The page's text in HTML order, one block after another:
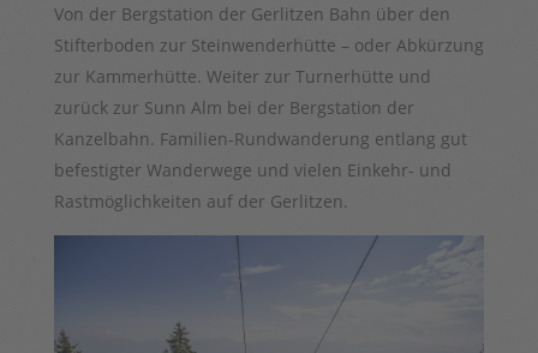
Von der Bergstation der Gerlitzen Bahn über den
Stifterboden zur Steinwenderhütte – oder Abkürzung
zur Kammerhütte. Weiter zur Turnerhütte und
zurück zur Sunn Alm bei der Bergstation der
Kanzelbahn. Familien-Rundwanderung entlang gut
befestigter Wanderwege und vielen Einkehr- und
Rastmöglichkeiten auf der Gerlitzen.